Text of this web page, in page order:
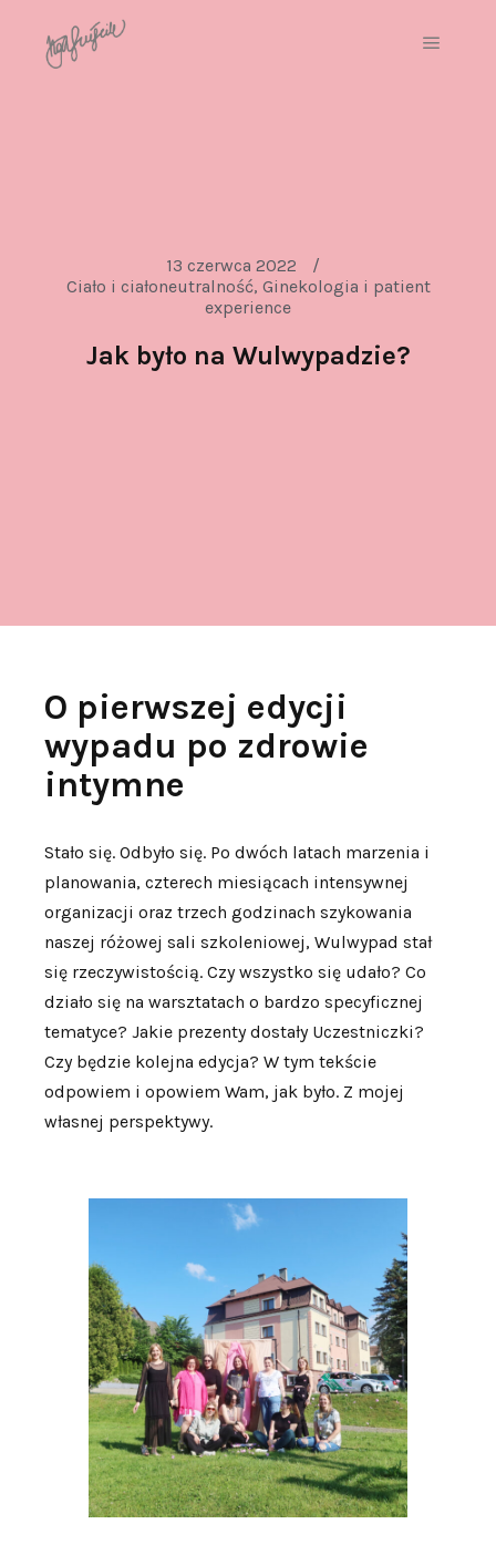
13 czerwca 2022
Ciało i ciałoneutralność, Ginekologia i patient
experience
Jak było na Wulwypadzie?
O pierwszej edycji
wypadu po zdrowie
intymne
Stało się. Odbyło się. Po dwóch latach marzenia i
planowania, czterech miesiącach intensywnej
organizacji oraz trzech godzinach szykowania
naszej różowej sali szkoleniowej, Wulwypad stał
się rzeczywistością. Czy wszystko się udało? Co
działo się na warsztatach o bardzo specyficznej
tematyce? Jakie prezenty dostały Uczestniczki?
Czy będzie kolejna edycja? W tym tekście
odpowiem i opowiem Wam, jak było. Z mojej
własnej perspektywy.